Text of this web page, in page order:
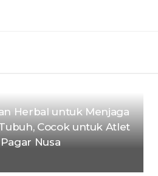
Herbal untuk Menjaga
Cocok untuk Atlet
Nusa